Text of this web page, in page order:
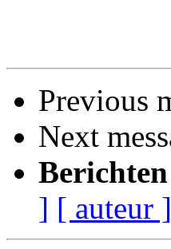
Previous
Next
] [ auteur ]